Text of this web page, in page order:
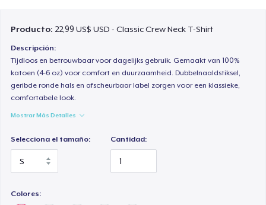
Producto: 22,99 US$ USD - Classic Crew Neck T-Shirt
Descripción:
Tijdloos en betrouwbaar voor dagelijks gebruik. Gemaakt van 100%
katoen (4-6 oz) voor comfort en duurzaamheid. Dubbelnaaldstiksel,
geribde ronde hals en afscheurbaar label zorgen voor een klassieke,
comfortabele look.
Mostrar Más Detalles
Selecciona el tamaño: Cantidad:
Colores: